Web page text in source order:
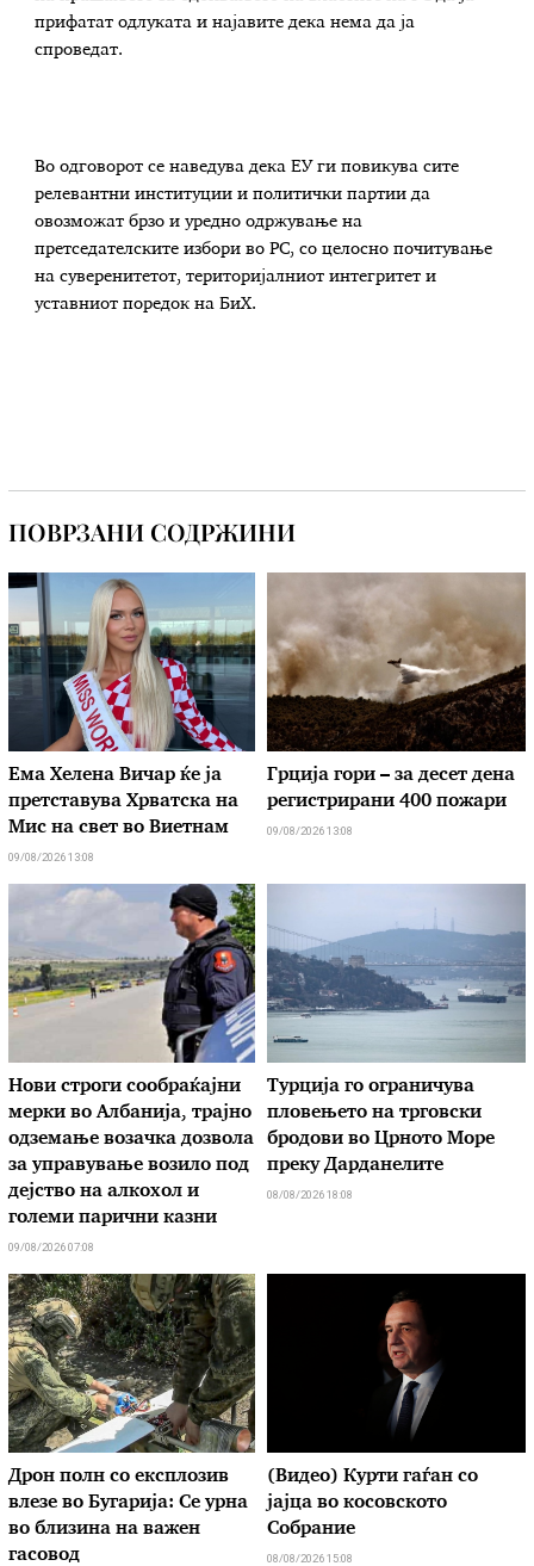
прифатат одлуката и најавите дека нема да ја
спроведат.
Во одговорот се наведува дека ЕУ ги повикува сите
релевантни институции и политички партии да
овозможат брзо и уредно одржување на
претседателските избори во РС, со целосно почитување
на суверенитетот, територијалниот интегритет и
уставниот поредок на БиХ.
ПОВРЗАНИ СОДРЖИНИ
Ема Хелена Вичар ќе ја
претставува Хрватска на
Мис на свет во Виетнам
09/08/2026 13:08
Грција гори – за десет дена
регистрирани 400 пожари
09/08/2026 13:08
Нови строги сообраќајни
мерки во Aлбанија, трајно
одземање возачка дозвола
за управување возило под
дејство на алкохол и
големи парични казни
09/08/2026 07:08
Турција го ограничува
пловењето на трговски
бродови во Црното Море
преку Дарданелите
08/08/2026 18:08
Дрон полн со експлозив
влезе во Бугарија: Се урна
во близина на важен
гасовод
(Видео) Курти гаѓан со
јајца во косовското
Собрание
08/08/2026 15:08